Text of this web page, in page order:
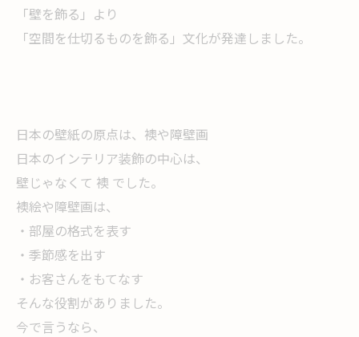
「壁を飾る」より
「空間を仕切るものを飾る」文化が発達しました。
日本の壁紙の原点は、襖や障壁画
日本のインテリア装飾の中心は、
壁じゃなくて 襖 でした。
襖絵や障壁画は、
・部屋の格式を表す
・季節感を出す
・お客さんをもてなす
そんな役割がありました。
今で言うなら、